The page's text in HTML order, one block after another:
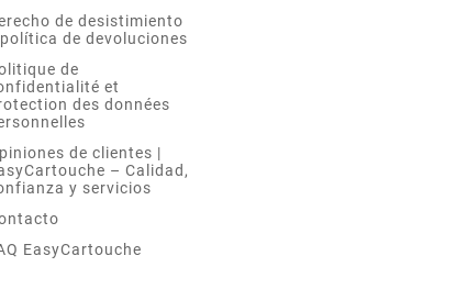
de desistimiento
de devoluciones
de
et
des données
de clientes |
– Calidad,
y servicios
EasyCartouche